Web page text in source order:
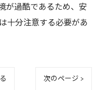
が過酷であるため、安
十分注意する必要があ
次のページ >